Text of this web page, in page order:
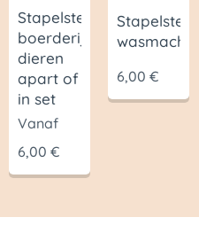
Stapelsteen
boerderij
dieren
apart of
in set
Vanaf
6,00 €
Stapelsteen
wasmachine
6,00 €